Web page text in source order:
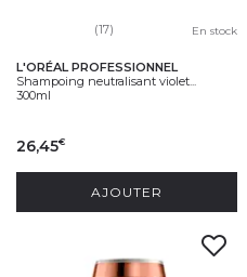
(17) En stock
L'ORÉAL PROFESSIONNEL
Shampoing neutralisant violet...
300ml
26,45€
AJOUTER